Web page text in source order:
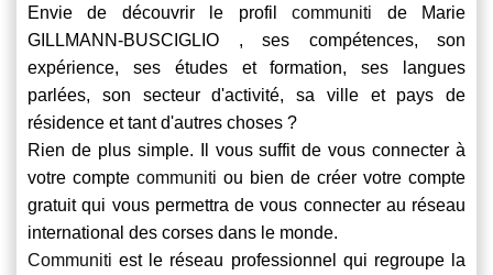
Envie de découvrir le profilcommuniti de Marie
GILLMANN-BUSCIGLIO , ses compétences, son
expérience, ses études et formation, ses langues
parlées, son secteur d'activité, sa ville et pays de
résidence et tant d'autres choses ?
Rien de plus simple. Il vous suffit de vous connecter à
votre compte communiti ou bien de créer votre compte
gratuit qui vous permettra de vous connecter au réseau
international des corses dans le monde.
Communiti est le réseau professionnel qui regroupe la